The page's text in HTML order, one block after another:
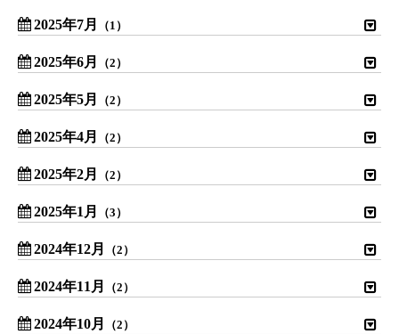
2025年7月 （1）
2025年6月 （2）
2025年5月 （2）
2025年4月 （2）
2025年2月 （2）
2025年1月 （3）
2024年12月 （2）
2024年11月 （2）
2024年10月 （2）